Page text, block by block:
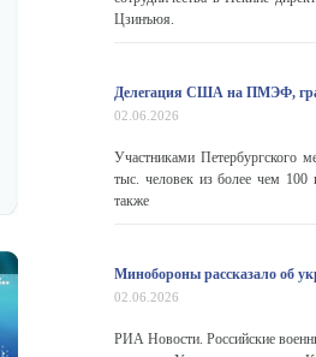
Цзинъюя.
Делегация США на ПМЭФ,
02.06.2026
Участниками Петербургского
тыс. человек из более чем
также
Минобороны рассказало об
02.06.2026
РИА Новости. Российские